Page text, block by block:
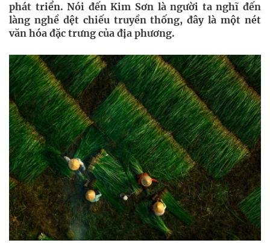
phát triển. Nói đến Kim Sơn là người ta nghĩ đến
làng nghề dệt chiếu truyền thống, đây là một nét
văn hóa đặc trưng của địa phương.